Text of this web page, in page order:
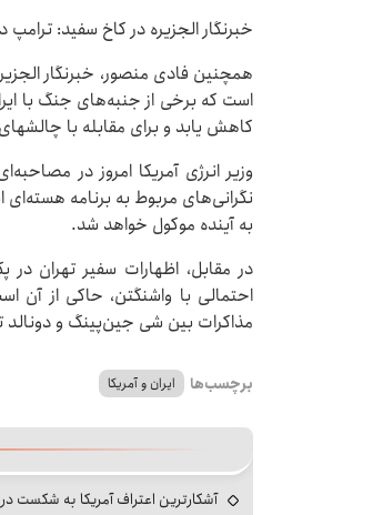
خبرنگار الجزیره در کاخ سفید: ترامپ
همچنین فادی منصور، خبرنگار
است که برخی از جنبه‌های جنگ با
کاهش یابد و برای مقابله با
وزیر انرژی آمریکا امروز در
نگرانی‌های مربوط به برنامه هسته‌ای
به آینده موکول خواهد شد.
در مقابل، اظهارات سفیر تهران
احتمالی با واشنگتن، حاکی از آن
مذاکرات بین شی جین‌پینگ و دونالد
برچسب‌ها ایران و آمریکا
آشکارترین اعتراف آمریکا به شکست در